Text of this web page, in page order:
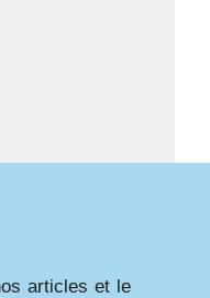
articles et le